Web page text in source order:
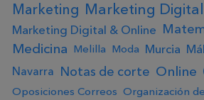
Marketing Marketing Digital
Marketing Digital & Online
Medicina Melilla Moda Murcia
Navarra Notas de corte Online
Oposiciones Correos Organización